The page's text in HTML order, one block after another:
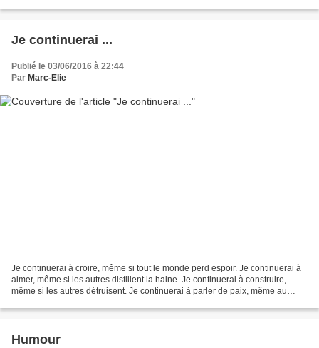
Je continuerai ...
Publié le 03/06/2016 à 22:44
Par Marc-Elie
Je continuerai à croire, même si tout le monde perd espoir. Je continuerai à
aimer, même si les autres distillent la haine. Je continuerai à construire,
même si les autres détruisent. Je continuerai à parler de paix, même au
Humour